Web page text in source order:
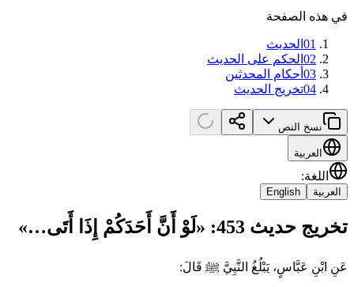
في هذه الصفحة
01 الحديث
02 الحكم على الحديث
03 أحكام المحدثين
04تخريج الحديث
نسخ النص
العربية
اللغة:
العربية English
تخريج حديث 453: «لَوْ أَنَّ أَحَدَكُمْ إِذَا أَتَى…»
عَنِ ابْنِ عَبَّاسٍ، يَبْلُغُ النَّبِيَّ ﷺ قَالَ: